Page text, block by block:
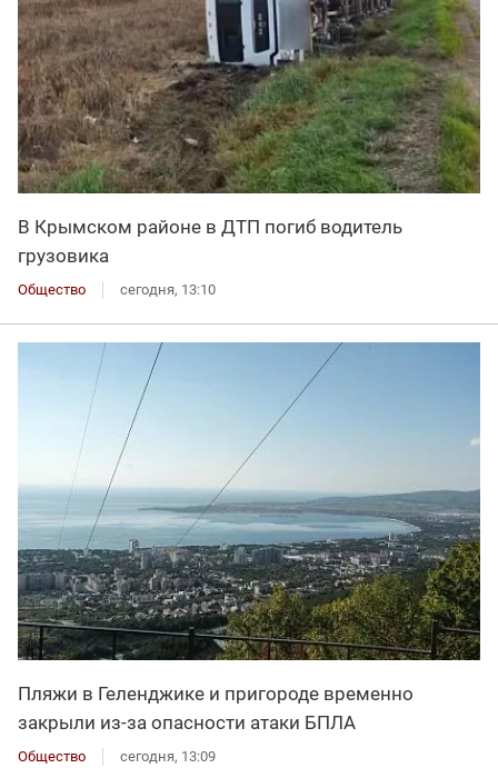
В Крымском районе в ДТП погиб водитель
грузовика
Общество сегодня, 13:10
Пляжи в Геленджике и пригороде временно
закрыли из-за опасности атаки БПЛА
Общество сегодня, 13:09